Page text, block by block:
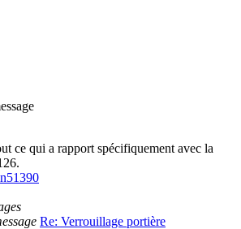
ce qui a rapport spécifiquement avec la
Re: Verrouillage portière